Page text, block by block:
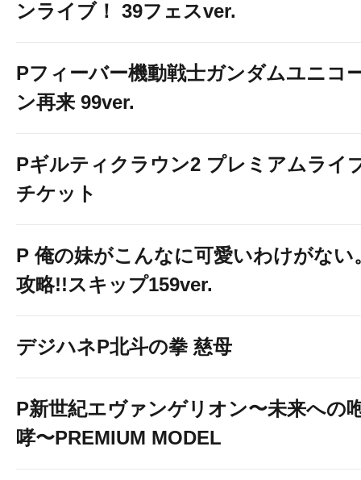
ンライブ！ 39フェスver.
Pフィーバー機動戦士ガンダムユニコ
ン再来 99ver.
Pギルティクラウン2 プレミアムライ
チケット
P 俺の妹がこんなに可愛いわけがない
攻略!!スキップ159ver.
デジハネP北斗の拳 慈母
P新世紀エヴァンゲリオン〜未来への
哮〜PREMIUM MODEL